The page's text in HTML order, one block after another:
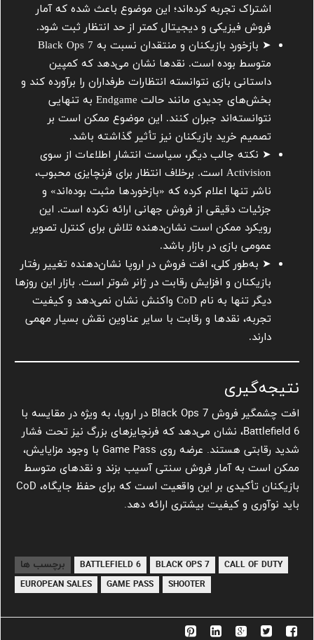
اشتراک تجربه کرده‌اند؛ این موضوع باعث شده که آمار
فروش فیزیکی و دیجیتال کمتر از حد انتظار ثبت شود.
➤ بازخورد بازیکنان و منتقدان نسبت به Black Ops 7
متوسط بوده است. نقدها نشان می‌دهد که کمپین
داستانی بازی نتوانسته انتظارات طرفداران را برآورده کند و
بخش‌های جدیدی مانند حالت Endgame به تنهایی
نتوانسته‌اند جبران کنند. این موضوع ممکن است بر
تصمیم خرید بازیکنان نیز تأثیر گذاشته باشد.
➤ نکته جالب دیگر، سیاست انتشار اطلاعات از سوی
Activision است. برخلاف انتظار برای فرنچایزی محبوب،
ناشر تنها اعلام کرده که «بازخوردها مثبت بوده‌اند» و
جزئیات دقیقی از فروش جهانی ارائه نکرده است. این
رویکرد ممکن است نشان‌دهنده تلاش برای کنترل تصویر
عمومی بازی در بازار باشد.
➤ به‌طور کلی، افت فروش در اروپا نشان‌دهنده تغییر رفتار
بازیکنان و افزایش رقابت در ژانر شوتر است. بازار این روزها
دیگر تنها به نام CoD واکنش نشان نمی‌دهد و کیفیت
تجربه، نقدها و رقابت با سایر عناوین نقش بسیار مهمی
دارند.
نتیجه‌گیری
افت چشمگیر فروش Black Ops 7 در اروپا، به ویژه در مقایسه با
Battlefield 6، نشان می‌دهد که فرنچایزهای بزرگ نیز تحت فشار
شدید رقابتی هستند. عرضه روی Game Pass با وجود مزایایش،
ممکن است به آمار فروش سنتی آسیب بزند و نقدهای متوسط
بازیکنان تأکیدی بر این واقعیت است که برای حفظ جایگاه، CoD
باید نوآوری و کیفیت بیشتری ارائه دهد.
برچسب ها BATTLEFIELD 6 BLACK OPS 7
CALL OF DUTY
EUROPEAN SALES
GAME PASS SHOOTER